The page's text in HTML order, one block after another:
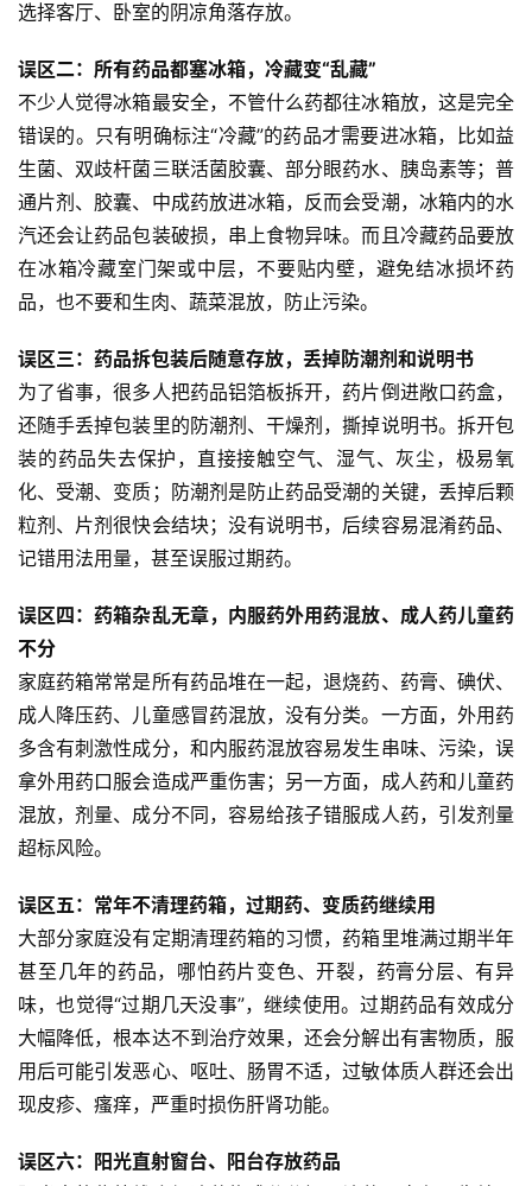
页
组
织
机
构
资
讯
动
态
科
普
中
心
医
选择客厅、卧室的阴凉角落存放。
误区二：所有药品都塞冰箱，冷藏变“乱藏”
不少人觉得冰箱最安全，不管什么药都往冰箱放，这是完全
错误的。只有明确标注“冷藏”的药品才需要进冰箱，比如益
生菌、双歧杆菌三联活菌胶囊、部分眼药水、胰岛素等；普
通片剂、胶囊、中成药放进冰箱，反而会受潮，冰箱内的水
汽还会让药品包装破损，串上食物异味。而且冷藏药品要放
在冰箱冷藏室门架或中层，不要贴内壁，避免结冰损坏药
品，也不要和生肉、蔬菜混放，防止污染。
误区三：药品拆包装后随意存放，丢掉防潮剂和说明书
为了省事，很多人把药品铝箔板拆开，药片倒进敞口药盒，
还随手丢掉包装里的防潮剂、干燥剂，撕掉说明书。拆开包
装的药品失去保护，直接接触空气、湿气、灰尘，极易氧
化、受潮、变质；防潮剂是防止药品受潮的关键，丢掉后颗
粒剂、片剂很快会结块；没有说明书，后续容易混淆药品、
记错用法用量，甚至误服过期药。
误区四：药箱杂乱无章，内服药外用药混放、成人药儿童药
不分
家庭药箱常常是所有药品堆在一起，退烧药、药膏、碘伏、
成人降压药、儿童感冒药混放，没有分类。一方面，外用药
多含有刺激性成分，和内服药混放容易发生串味、污染，误
拿外用药口服会造成严重伤害；另一方面，成人药和儿童药
混放，剂量、成分不同，容易给孩子错服成人药，引发剂量
超标风险。
误区五：常年不清理药箱，过期药、变质药继续用
大部分家庭没有定期清理药箱的习惯，药箱里堆满过期半年
甚至几年的药品，哪怕药片变色、开裂，药膏分层、有异
味，也觉得“过期几天没事”，继续使用。过期药品有效成分
大幅降低，根本达不到治疗效果，还会分解出有害物质，服
用后可能引发恶心、呕吐、肠胃不适，过敏体质人群还会出
现皮疹、瘙痒，严重时损伤肝肾功能。
误区六：阳光直射窗台、阳台存放药品